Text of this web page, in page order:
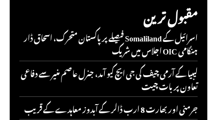
مقبول ترین
اسرائیل کے Somaliland فیصلے پر پاکستان متحرک، اسحاق ڈار
ہنگامی OIC اجلاس میں شریک
لیبیا کے آرمی چیف کی جی ایچ کیو آمد، جنرل عاصم منیر سے دفاعی
تعاون پر بات چیت
جرمنی اور بھارت 8 ارب ڈالر کے آبدوز معاہدے کے قریب